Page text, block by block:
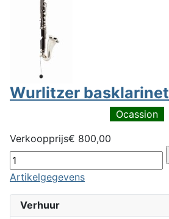
Verhuur
Wurlitzer basklarinet
Ocassion
Verkoopprijs€ 800,00
Artikelgegevens